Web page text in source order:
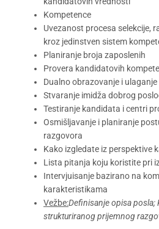
Kompetence
Uvezanost procesa selekcije,
kroz jedinstven sistem
Planiranje broja zaposlenih
Provera kandidatovih
Dualno obrazovanje i
Stvaranje imidža dobrog
Testiranje kandidata i centri
Osmišljavanje i planiranje
razgovora
Kako izgledate iz perspektive
Lista pitanja koju koristite pri
Intervjuisanje bazirano na
karakteristikama
Vežbe:Definisanje opisa posla;
strukturiranog prijemnog